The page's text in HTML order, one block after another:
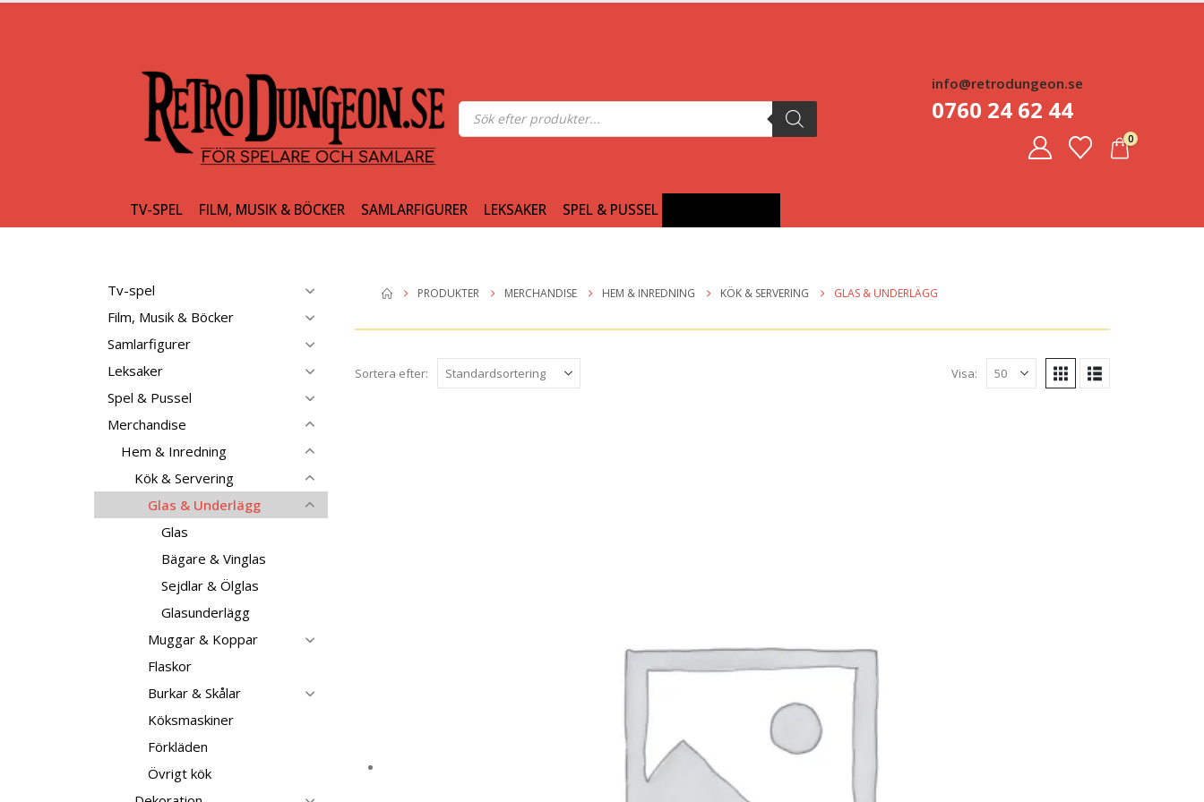
Produktsökning
info@retrodungeon.se
0760 24 62 44
0
TV-SPEL FILM, MUSIK & BÖCKER SAMLARFIGURER LEKSAKER SPEL & PUSSEL
PRODUKTER MERCHANDISE HEM & INREDNING KÖK & SERVERING GLAS & UNDERLÄGG
Sortera efter: Visa:
Tv-spel
Film, Musik & Böcker
Samlarfigurer
Leksaker
Spel & Pussel
Merchandise
Hem & Inredning
Kök & Servering
Glas & Underlägg
Glas
Bägare & Vinglas
Sejdlar & Ölglas
Glasunderlägg
Muggar & Koppar
Flaskor
Burkar & Skålar
Köksmaskiner
Förkläden
Övrigt kök